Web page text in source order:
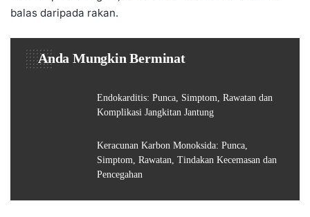
balas daripada rakan.
Anda Mungkin Berminat
Endokarditis: Punca, Simptom, Rawatan dan
Komplikasi Jangkitan Jantung
Keracunan Karbon Monoksida: Punca,
Simptom, Rawatan, Tindakan Kecemasan dan
Pencegahan